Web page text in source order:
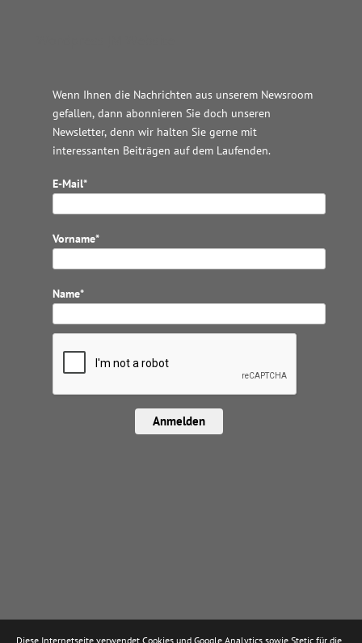
Wenn Ihnen die Nachrichten aus unserem Newsroom
gefallen, dann abonnieren Sie doch unseren
Newsletter, denn wir halten Sie gerne mit
interessanten Beiträgen auf dem Laufenden.
E-Mail*
Vorname*
Name*
Anmelden
Diese Internetseite verwendet Cookies und Google Analytics sowie Stetic für die